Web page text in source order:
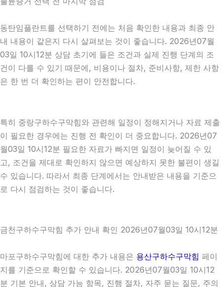
동탄임플란트를 선택하기 전에는 처음 확인한 내용과 최종 안
내 내용이 같은지 다시 살펴보는 것이 좋습니다. 2026년07월
03일 10시12분 상담 초기에 들은 조건과 실제 진행 단계의 조
건이 다를 수 있기 때문에, 비용이나 절차, 준비사항, 제한 사항
은 한 번 더 확인하는 편이 안전합니다.
특히 중랑구하수구막힘와 관련해 일정이 정해지거나 자료 제출
이 필요한 경우에는 진행 전 확인이 더 중요합니다. 2026년07
월03일 10시12분 필요한 자료가 빠지면 일정이 늦어질 수 있
고, 조건을 제대로 확인하지 않으면 예상하지 못한 불편이 생길
수 있습니다. 따라서 최종 단계에서는 안내받은 내용을 기준으
로 다시 점검하는 것이 좋습니다.
금천구하수구막힘 추가 안내 확인 2026년07월03일 10시12분
마포구하수구막힘에 대한 추가 내용은 용산구하수구막힘 페이
지를 기준으로 확인할 수 있습니다. 2026년07월03일 10시12
분 기본 안내, 상담 가능 항목, 진행 절차, 자주 묻는 질문, 주의